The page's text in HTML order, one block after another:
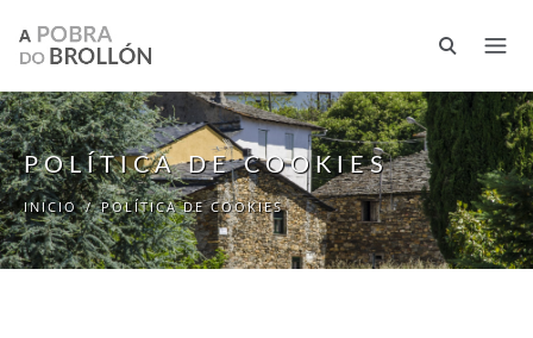
POLÍTICA DE COOKIES
INICIO / POLÍTICA DE COOKIES